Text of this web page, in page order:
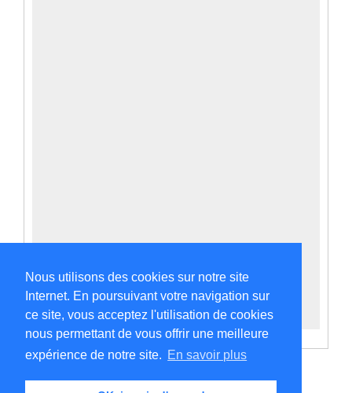
Nous utilisons des cookies sur notre site
Internet. En poursuivant votre navigation sur
ce site, vous acceptez l'utilisation de cookies
nous permettant de vous offrir une meilleure
expérience de notre site. En savoir plus